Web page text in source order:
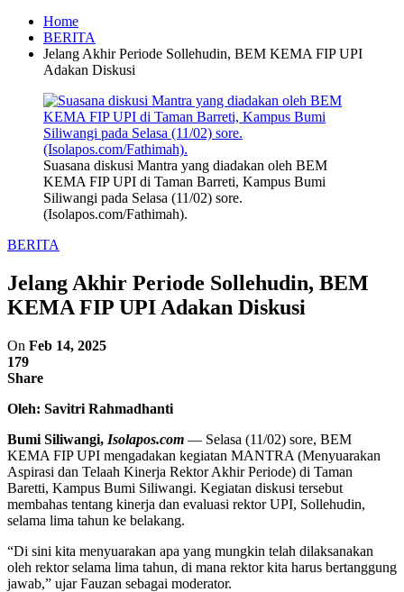
Home
BERITA
Jelang Akhir Periode Sollehudin, BEM KEMA FIP UPI
Adakan Diskusi
Suasana diskusi Mantra yang diadakan oleh BEM
KEMA FIP UPI di Taman Barreti, Kampus Bumi
Siliwangi pada Selasa (11/02) sore.
(Isolapos.com/Fathimah).
BERITA
Jelang Akhir Periode Sollehudin, BEM
KEMA FIP UPI Adakan Diskusi
On Feb 14, 2025
179
Share
Oleh: Savitri Rahmadhanti
Bumi Siliwangi, Isolapos.com — Selasa (11/02) sore, BEM
KEMA FIP UPI mengadakan kegiatan MANTRA (Menyuarakan
Aspirasi dan Telaah Kinerja Rektor Akhir Periode) di Taman
Baretti, Kampus Bumi Siliwangi. Kegiatan diskusi tersebut
membahas tentang kinerja dan evaluasi rektor UPI, Sollehudin,
selama lima tahun ke belakang.
“Di sini kita menyuarakan apa yang mungkin telah dilaksanakan
oleh rektor selama lima tahun, di mana rektor kita harus bertanggung
jawab,” ujar Fauzan sebagai moderator.